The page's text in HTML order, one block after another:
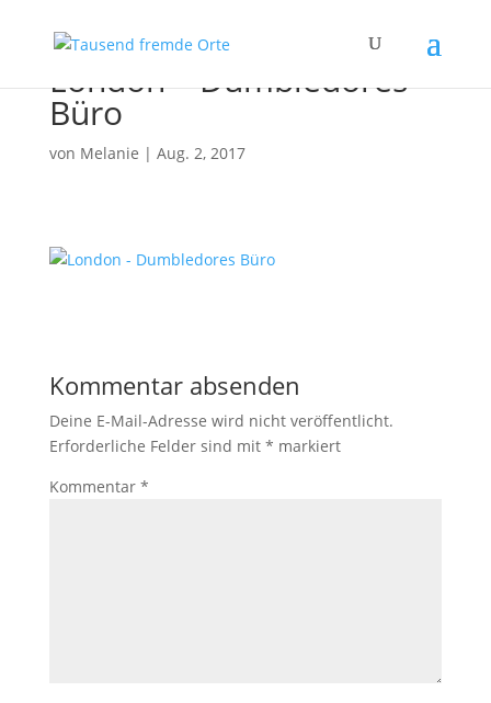
London – Dumbledores
Büro
von Melanie | Aug. 2, 2017
Kommentar absenden
Deine E-Mail-Adresse wird nicht veröffentlicht.
Erforderliche Felder sind mit * markiert
Kommentar *